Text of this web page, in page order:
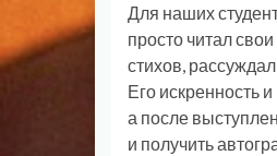
Для наших
просто читал
стихов,
Его искренность
а после
и получить